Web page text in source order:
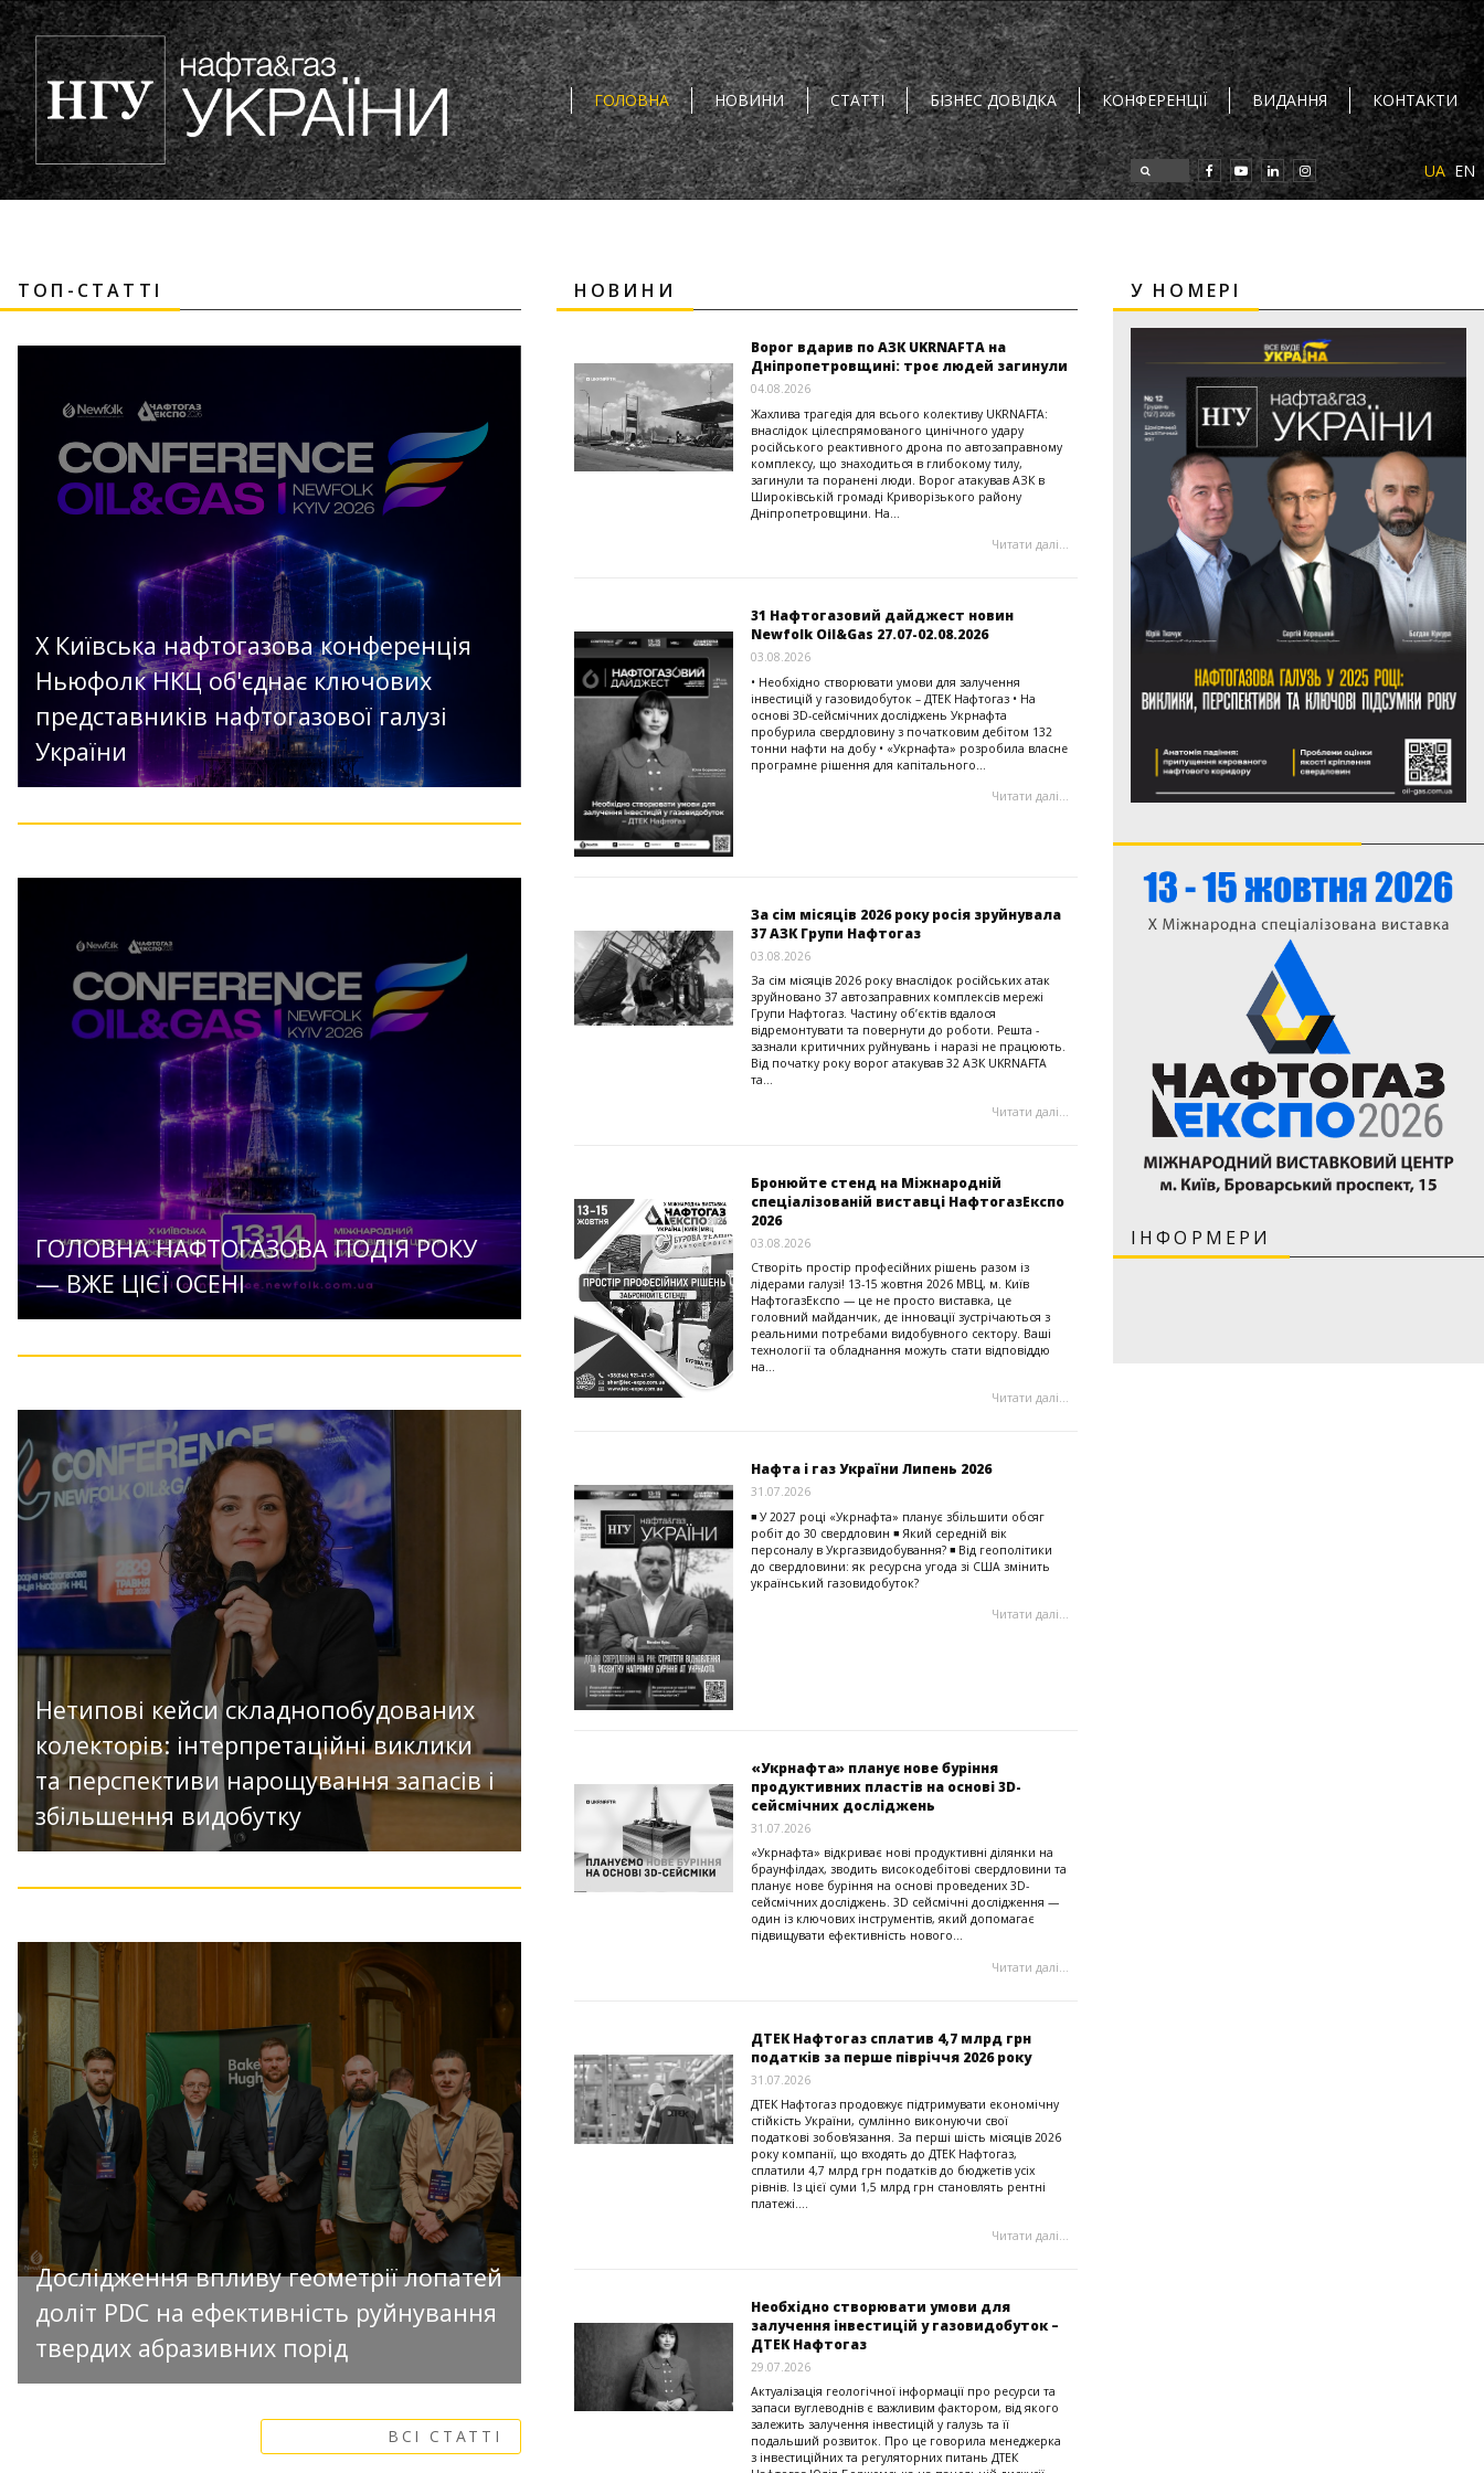
UA EN
ГОЛОВНА НОВИНИ СТАТТІ БІЗНЕС ДОВІДКА КОНФЕРЕНЦІЇ ВИДАННЯ КОНТАКТИ
ТОП-СТАТТІ
X Київська нафтогазова конференція
Ньюфолк НКЦ об'єднає ключових
представників нафтогазової галузі
України
ГОЛОВНА НАФТОГАЗОВА ПОДІЯ РОКУ
— ВЖЕ ЦІЄЇ ОСЕНІ
Нетипові кейси складнопобудованих
колекторів: інтерпретаційні виклики
та перспективи нарощування запасів і
збільшення видобутку
Дослідження впливу геометрії лопатей
доліт PDC на ефективність руйнування
твердих абразивних порід
ВСІ СТАТТІ
У НОМЕРІ
ІНФОРМЕРИ
НОВИНИ
Ворог вдарив по АЗК UKRNAFTA на
Дніпропетровщині: троє людей загинули
04.08.2026
Жахлива трагедія для всього колективу UKRNAFTA:
внаслідок цілеспрямованого цинічного удару
російського реактивного дрона по автозаправному
комплексу, що знаходиться в глибокому тилу,
загинули та поранені люди. Ворог атакував АЗК в
Широківській громаді Криворізького району
Дніпропетровщини. На...
Читати далі...
31 Нафтогазовий дайджест новин
Newfolk Oil&Gas 27.07-02.08.2026
03.08.2026
• Необхідно створювати умови для залучення
інвестицій у газовидобуток – ДТЕК Нафтогаз • На
основі 3D-сейсмічних досліджень Укрнафта
пробурила свердловину з початковим дебітом 132
тонни нафти на добу • «Укрнафта» розробила власне
програмне рішення для капітального...
Читати далі...
За сім місяців 2026 року росія зруйнувала
37 АЗК Групи Нафтогаз
03.08.2026
За сім місяців 2026 року внаслідок російських атак
зруйновано 37 автозаправних комплексів мережі
Групи Нафтогаз. Частину об’єктів вдалося
відремонтувати та повернути до роботи. Решта -
зазнали критичних руйнувань і наразі не працюють.
Від початку року ворог атакував 32 АЗК UKRNAFTA
та...
Читати далі...
Бронюйте стенд на Міжнародній
спеціалізованій виставці НафтогазЕкспо
2026
03.08.2026
Створіть простір професійних рішень разом із
лідерами галузі! 13-15 жовтня 2026 МВЦ, м. Київ
НафтогазЕкспо — це не просто виставка, це
головний майданчик, де інновації зустрічаються з
реальними потребами видобувного сектору. Ваші
технології та обладнання можуть стати відповіддю
на...
Читати далі...
Нафта і газ України Липень 2026
31.07.2026
◾ У 2027 році «Укрнафта» планує збільшити обсяг
робіт до 30 свердловин ◾ Який середній вік
персоналу в Укргазвидобування? ◾ Від геополітики
до свердловини: як ресурсна угода зі США змінить
український газовидобуток?
Читати далі...
«Укрнафта» планує нове буріння
продуктивних пластів на основі 3D-
сейсмічних досліджень
31.07.2026
«Укрнафта» відкриває нові продуктивні ділянки на
браунфілдах, зводить високодебітові свердловини та
планує нове буріння на основі проведених 3D-
сейсмічних досліджень. 3D сейсмічні дослідження —
один із ключових інструментів, який допомагає
підвищувати ефективність нового...
Читати далі...
ДТЕК Нафтогаз сплатив 4,7 млрд грн
податків за перше півріччя 2026 року
31.07.2026
ДТЕК Нафтогаз продовжує підтримувати економічну
стійкість України, сумлінно виконуючи свої
податкові зобов'язання. За перші шість місяців 2026
року компанії, що входять до ДТЕК Нафтогаз,
сплатили 4,7 млрд грн податків до бюджетів усіх
рівнів. Із цієї суми 1,5 млрд грн становлять рентні
платежі....
Читати далі...
Необхідно створювати умови для
залучення інвестицій у газовидобуток –
ДТЕК Нафтогаз
29.07.2026
Актуалізація геологічної інформації про ресурси та
запаси вуглеводнів є важливим фактором, від якого
залежить залучення інвестицій у галузь та її
подальший розвиток. Про це говорила менеджерка
з інвестиційних та регуляторних питань ДТЕК